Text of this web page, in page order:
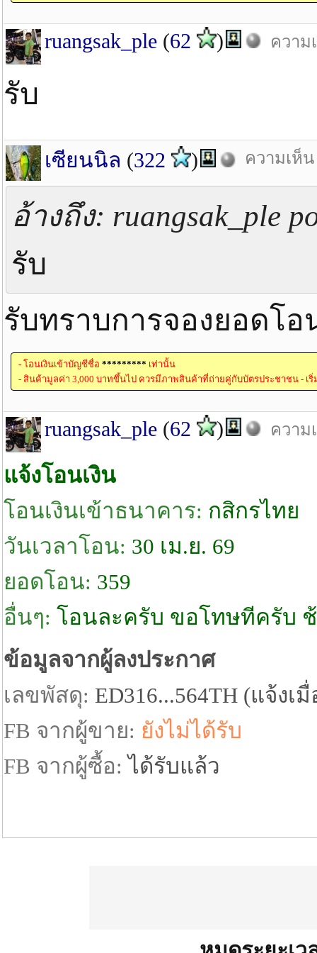
ruangsak_ple (62 ) ความ
รับ
เซียนนิล (322 ) ความเห็น
อ้างถึง: ruangsak_ple
รับ
รับทราบการจองยอดโ
- โอนเงินเข้าบัญชีชื่อ ********* เท่านั้น
- สินค้ามูลค่า 3,000 บาทขึ้นไป ควรมีภาพสินค้าที่ถ่ายคู่กับบัตรประชาชน - เริ่
ruangsak_ple (62 ) ความ
แจ้งโอนเงิน
โอนเงินเข้าธนาคาร: กสิกรไทย
วันเวลาโอน: 30 เม.ย. 69
ยอดโอน: 359
อื่นๆ: โอนละครับ ขอโทษทีครับ
ข้อมูลจากผู้ลงประกาศ
เลขพัสดุ: ED316...564TH (แจ้งเ
FB จากผู้ขาย: ยังไม่ได้รับ
FB จากผู้ซื้อ: ได้รับแล้ว